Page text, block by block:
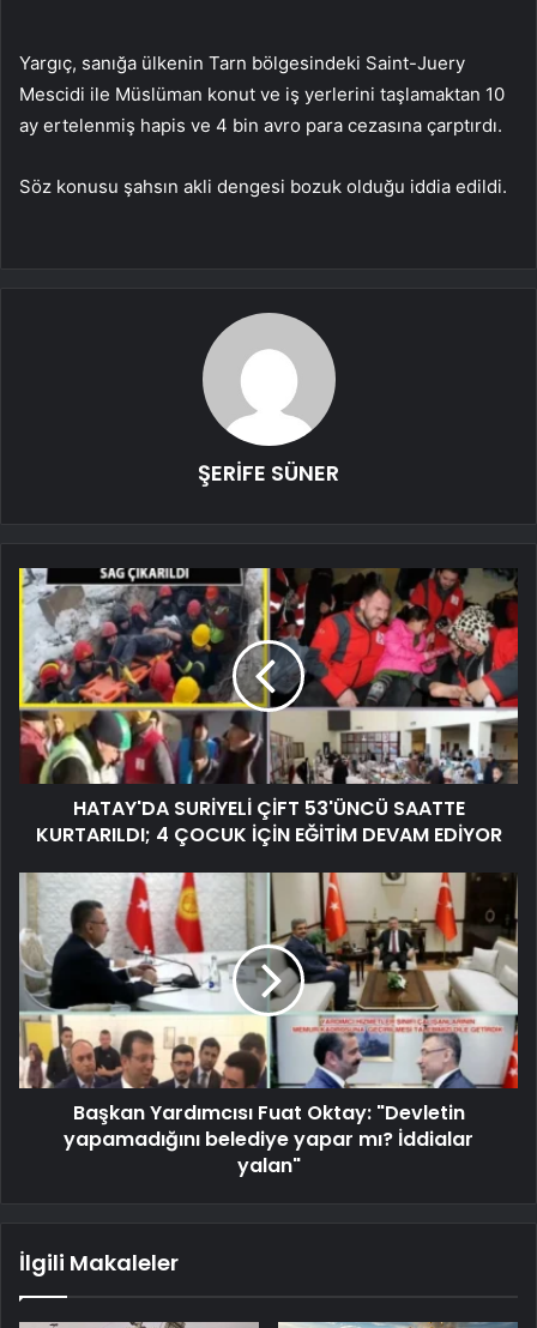
Yargıç, sanığa ülkenin Tarn bölgesindeki Saint-Juery
Mescidi ile Müslüman konut ve iş yerlerini taşlamaktan 10
ay ertelenmiş hapis ve 4 bin avro para cezasına çarptırdı.
Söz konusu şahsın akli dengesi bozuk olduğu iddia edildi.
ŞERİFE SÜNER
HATAY'DA SURİYELİ ÇİFT 53'ÜNCÜ SAATTE
KURTARILDI; 4 ÇOCUK İÇİN EĞİTİM DEVAM EDİYOR
Başkan Yardımcısı Fuat Oktay: "Devletin
yapamadığını belediye yapar mı? İddialar
yalan"
İlgili Makaleler